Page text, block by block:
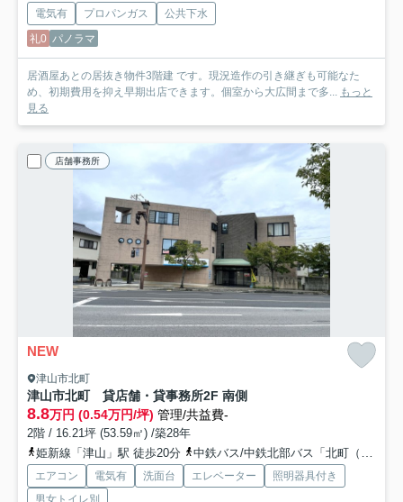
電気有 プロパンガス
公共下水
礼0 パノラマ
居酒屋あとの居抜き物件3階建 です。現況造作の引き継ぎも可能なた
め、初期費用を抑え早期出店できます。個室から大広間まで多...
もっと
見る
店舗事務所
NEW
津山市北町
津山市北町 貸店舗・貸事務所2F 南側
8.8万円 (0.54万円/坪) 管理/共益費-
2階 / 16.21坪 (53.59㎡) /築28年
姫新線「津山」駅 徒歩20分
中鉄バス/中鉄北部バス「北町（岡山県）」バス停下車 徒歩1分
エアコン 電気有 洗面台 エレベーター
照明器具付き
男女トイレ別